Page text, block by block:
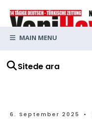
Sitede ara
MAIN MENU
6. September 2025 •